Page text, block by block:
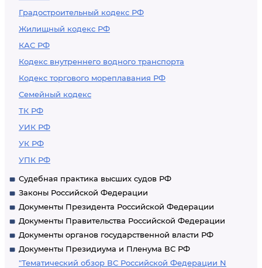
Градостроительный кодекс РФ
Жилищный кодекс РФ
КАС РФ
Кодекс внутреннего водного транспорта
Кодекс торгового мореплавания РФ
Семейный кодекс
ТК РФ
УИК РФ
УК РФ
УПК РФ
Судебная практика высших судов РФ
Законы Российской Федерации
Документы Президента Российской Федерации
Документы Правительства Российской Федерации
Документы органов государственной власти РФ
Документы Президиума и Пленума ВС РФ
"Тематический обзор ВС Российской Федерации N